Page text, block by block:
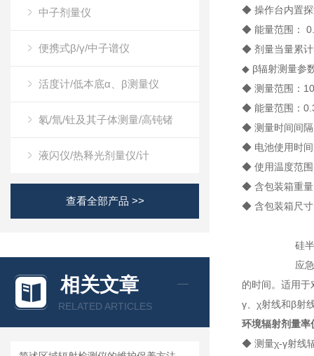
中子剂量仪
便携式β/γ/中子谱仪
活度计/低本底α、β测量仪
氡/氚/钍及其子体测量/高钝锗
液闪仪/热释光剂量仪/计
查看全部产品 >>
相关文章
RELATED ARTICLES
◆ 操作台内置探
◆ 能量范围：
◆ 剂量当量累计
◆ β辐射测量参
◆ 测量范围：
◆ 能量范围：
◆ 测量时间间
◆ 电池使用时
◆ 使用温度范围
◆ 含包装箱重
◆ 含包装箱尺
硅半导体
应急用闪烁体
的时间。适用
γ、χ射线和β射
环境辐射剂量率
◆ 测量χ-γ射线